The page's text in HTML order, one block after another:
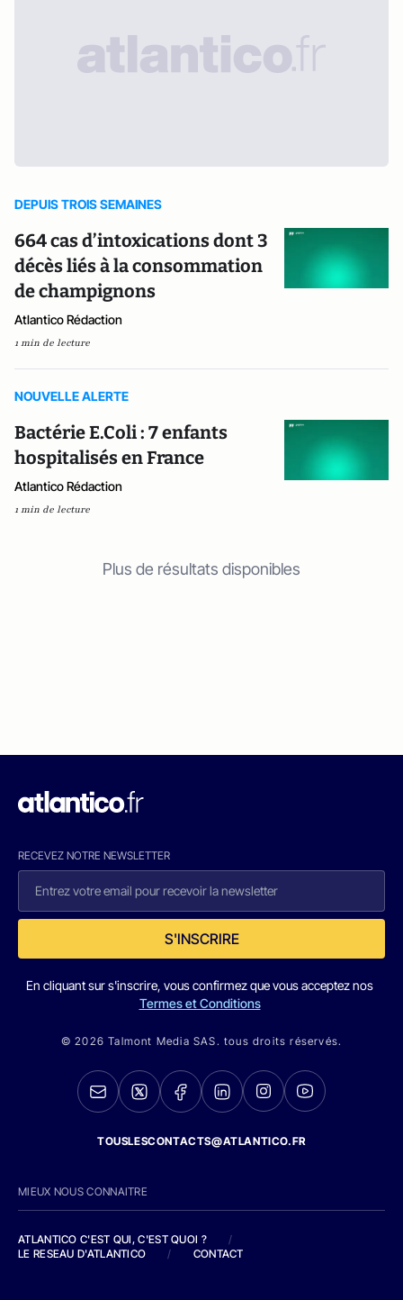
DEPUIS TROIS SEMAINES
664 cas d’intoxications dont 3
décès liés à la consommation
de champignons
Atlantico Rédaction
1 min de lecture
NOUVELLE ALERTE
Bactérie E.Coli : 7 enfants
hospitalisés en France
Atlantico Rédaction
1 min de lecture
Plus de résultats disponibles
RECEVEZ NOTRE NEWSLETTER
S'INSCRIRE
En cliquant sur s'inscrire, vous confirmez que vous acceptez nos
Termes et Conditions
© 2026 Talmont Media SAS. tous droits réservés.
TOUSLESCONTACTS@ATLANTICO.FR
MIEUX NOUS CONNAITRE
ATLANTICO C'EST QUI, C'EST QUOI ?
/
LE RESEAU D'ATLANTICO
/ CONTACT